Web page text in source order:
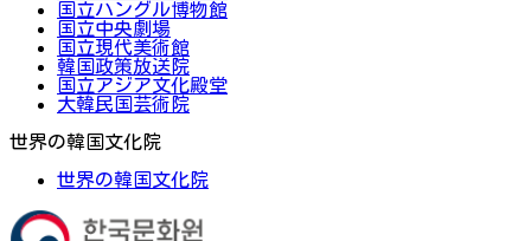
国立ハングル博物館
国立中央劇場
国立現代美術館
韓国政策放送院
国立アジア文化殿堂
大韓民国芸術院
世界の韓国文化院
世界の韓国文化院